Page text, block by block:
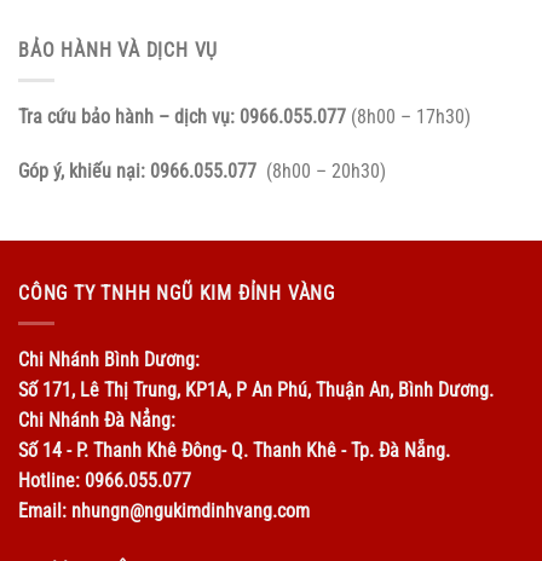
BẢO HÀNH VÀ DỊCH VỤ
Tra cứu bảo hành – dịch vụ: 0966.055.077 (8h00 – 17h30)
Góp ý, khiếu nại: 0966.055.077 (8h00 – 20h30)
CÔNG TY TNHH NGŨ KIM ĐỈNH VÀNG
Chi Nhánh Bình Dương:
Số 171, Lê Thị Trung, KP1A, P An Phú, Thuận An, Bình Dương.
Chi Nhánh Đà Nẳng:
Số 14 - P. Thanh Khê Đông- Q. Thanh Khê - Tp. Đà Nẵng.
Hotline: 0966.055.077
Email: nhungn@ngukimdinhvang.com